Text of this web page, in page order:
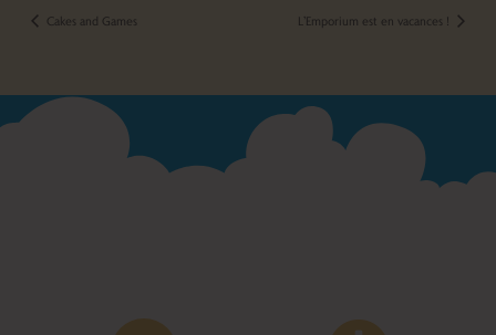
Cakes and Games L’Emporium est en vacances !